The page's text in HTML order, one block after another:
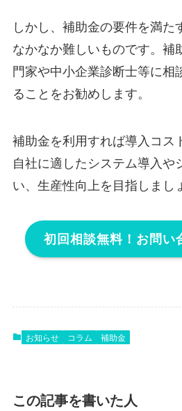
しかし、補助金の要件を満た
なかなか難しいものです。補
門家や中小企業診断士等に相
ることをお勧めします。
補助金を利用すれば導入コス
自社に適したシステム導入や
い、生産性向上を目指しまし
初回相談無料！お問い
お知らせ コラム 補助金
この記事を書いた人